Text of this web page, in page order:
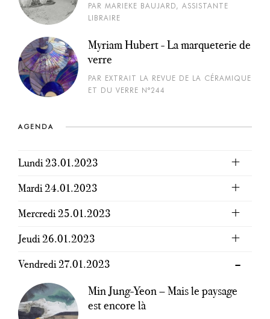
PAR MARIEKE BAUJARD, ASSISTANTE
LIBRAIRE
Myriam Hubert - La marqueterie de
verre
PAR EXTRAIT LA REVUE DE LA CÉRAMIQUE
ET DU VERRE N°244
AGENDA
Lundi 23.01.2023
Mardi 24.01.2023
Mercredi 25.01.2023
Jeudi 26.01.2023
Vendredi 27.01.2023
Min Jung-Yeon – Mais le paysage
est encore là